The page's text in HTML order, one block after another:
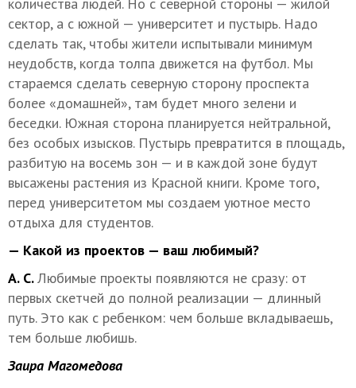
количества людей. Но с северной стороны — жилой
сектор, а с южной — университет и пустырь. Надо
сделать так, чтобы жители испытывали минимум
неудобств, когда толпа движется на футбол. Мы
стараемся сделать северную сторону проспекта
более «домашней», там будет много зелени и
беседки. Южная сторона планируется нейтральной,
без особых изысков. Пустырь превратится в площадь,
разбитую на восемь зон — и в каждой зоне будут
высажены растения из Красной книги. Кроме того,
перед университетом мы создаем уютное место
отдыха для студентов.
— Какой из проектов — ваш любимый?
А. С.Любимые проекты появляются не сразу: от
первых скетчей до полной реализации — длинный
путь. Это как с ребенком: чем больше вкладываешь,
тем больше любишь.
Заира Магомедова